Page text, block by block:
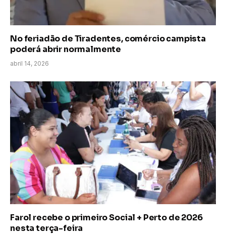
No feriadão de Tiradentes, comércio campista
poderá abrir normalmente
abril 14, 2026
Farol recebe o primeiro Social + Perto de 2026
nesta terça-feira